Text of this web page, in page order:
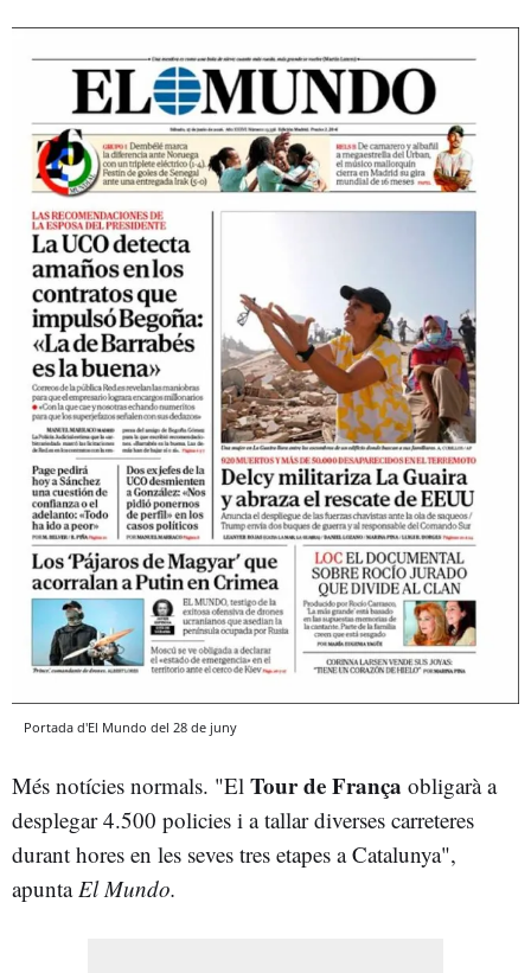
Portada d'El Mundo del 28 de juny
Més notícies normals. "El Tour de França obligarà a
desplegar 4.500 policies i a tallar diverses carreteres
durant hores en les seves tres etapes a Catalunya",
apuntaEl Mundo.